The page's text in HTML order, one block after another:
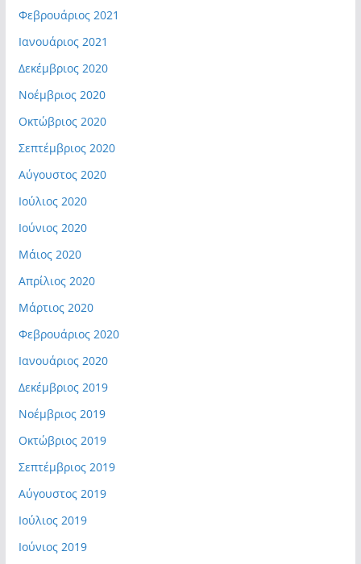
Φεβρουάριος 2021
Ιανουάριος 2021
Δεκέμβριος 2020
Νοέμβριος 2020
Οκτώβριος 2020
Σεπτέμβριος 2020
Αύγουστος 2020
Ιούλιος 2020
Ιούνιος 2020
Μάιος 2020
Απρίλιος 2020
Μάρτιος 2020
Φεβρουάριος 2020
Ιανουάριος 2020
Δεκέμβριος 2019
Νοέμβριος 2019
Οκτώβριος 2019
Σεπτέμβριος 2019
Αύγουστος 2019
Ιούλιος 2019
Ιούνιος 2019